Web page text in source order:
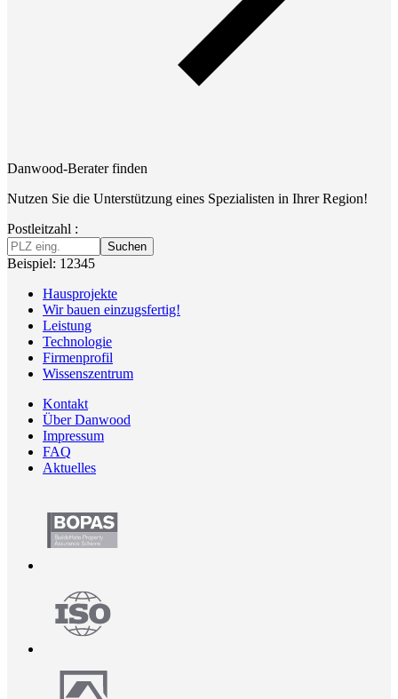
Danwood-Berater finden
Nutzen Sie die Unterstützung eines Spezialisten in Ihrer Region!
Postleitzahl :
Suchen
Beispiel: 12345
Hausprojekte
Wir bauen einzugsfertig!
Leistung
Technologie
Firmenprofil
Wissenszentrum
Kontakt
Über Danwood
Impressum
FAQ
Aktuelles